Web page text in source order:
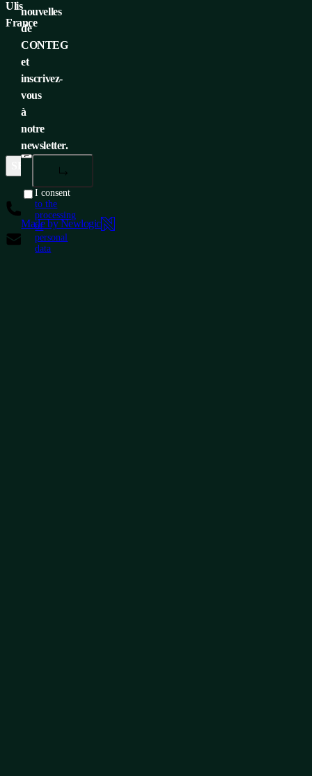
Ulis
France
SERVICE CLIENTÈLE
+33 1 60 04 55 90
info@conteg.fr
nouvelles
de
CONTEG
et
inscrivez-
vous
à
notre
newsletter.
I consent
to the
processing
of
personal
data
Made by Newlogic